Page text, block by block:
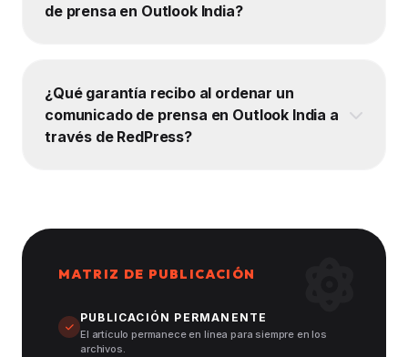
de prensa en Outlook India?
¿Qué garantía recibo al ordenar un
comunicado de prensa en Outlook India a
través de RedPress?
MATRIZ DE PUBLICACIÓN
PUBLICACIÓN PERMANENTE
El artículo permanece en línea para siempre en los
archivos.